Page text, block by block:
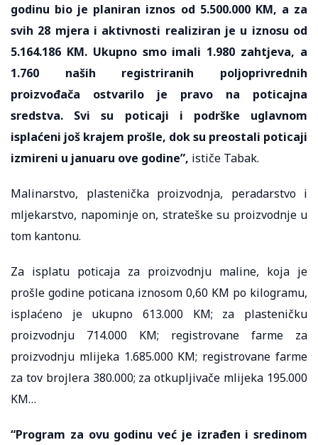
godinu bio je planiran iznos od 5.500.000 KM, a za
svih 28 mjera i aktivnosti realiziran je u iznosu od
5.164.186 KM. Ukupno smo imali 1.980 zahtjeva, a
1.760 naših registriranih poljoprivrednih
proizvođača ostvarilo je pravo na poticajna
sredstva. Svi su poticaji i podrške uglavnom
isplaćeni još krajem prošle, dok su preostali poticaji
izmireni u januaru ove godine”, ističe Tabak.
Malinarstvo, plastenička proizvodnja, peradarstvo i
mljekarstvo, napominje on, strateške su proizvodnje u
tom kantonu.
Za isplatu poticaja za proizvodnju maline, koja je
prošle godine poticana iznosom 0,60 KM po kilogramu,
isplaćeno je ukupno 613.000 KM; za plasteničku
proizvodnju 714.000 KM; registrovane farme za
proizvodnju mlijeka 1.685.000 KM; registrovane farme
za tov brojlera 380.000; za otkupljivače mlijeka 195.000
KM…
“Program za ovu godinu već je izrađen i sredinom